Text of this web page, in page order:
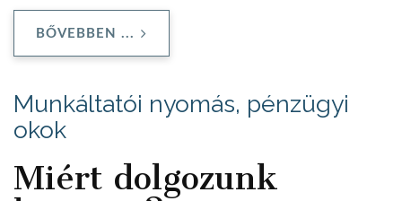
BŐVEBBEN ...
Munkáltatói nyomás, pénzügyi
okok
Miért dolgozunk